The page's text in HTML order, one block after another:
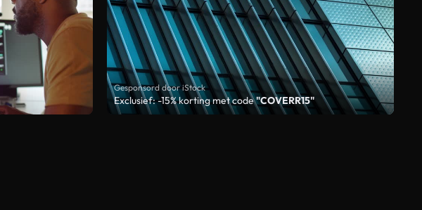
Gesponsord door iStock
Exclusief: -15% korting met code"COVERR15"